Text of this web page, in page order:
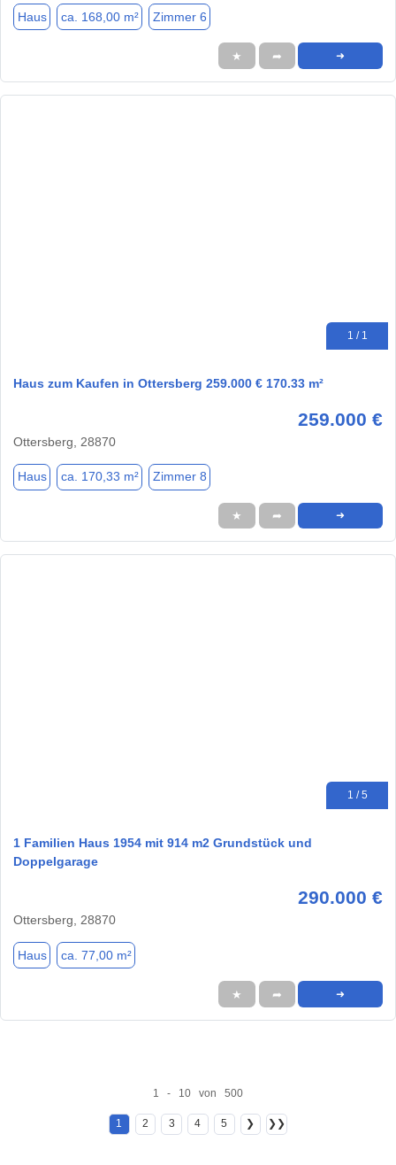
Haus ca. 168,00 m² Zimmer 6
★ ➦ ➜
1 / 1
Haus zum Kaufen in Ottersberg 259.000 € 170.33 m²
259.000 €
Ottersberg, 28870
Haus ca. 170,33 m² Zimmer 8
★ ➦ ➜
1 / 5
1 Familien Haus 1954 mit 914 m2 Grundstück und
Doppelgarage
290.000 €
Ottersberg, 28870
Haus ca. 77,00 m²
★ ➦ ➜
1 - 10 von 500
1 2 3 4 5 ❯ ❯❯